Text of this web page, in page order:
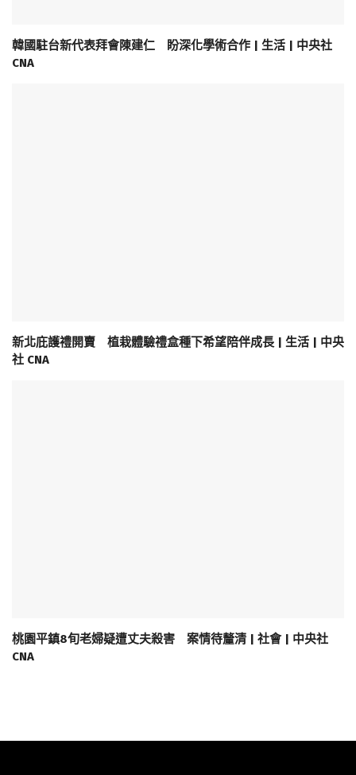
韓國駐台新代表拜會陳建仁 盼深化學術合作 | 生活 | 中央社
CNA
新北庇護禮開賣 植栽體驗禮盒種下希望陪伴成長 | 生活 | 中央
社 CNA
桃園平鎮8旬老婦疑遭丈夫殺害 案情待釐清 | 社會 | 中央社
CNA